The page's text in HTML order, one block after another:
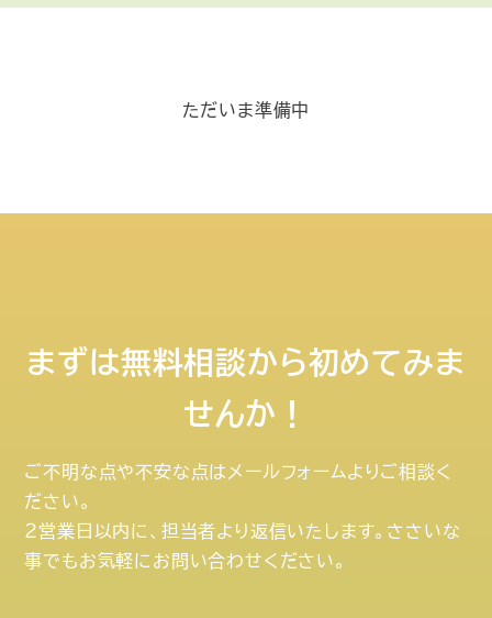
ただいま準備中
まずは無料相談から初めてみま
せんか！
ご不明な点や不安な点はメールフォームよりご相談く
ださい。
２営業日以内に、担当者より返信いたします。ささいな
事でもお気軽にお問い合わせください。